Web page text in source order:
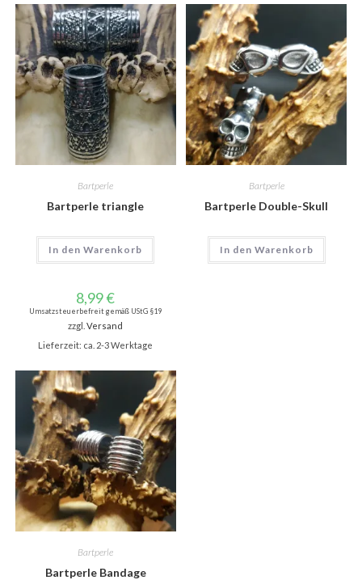
Bartperle
Bartperle triangle
In den Warenkorb
Bartperle
Bartperle Double-Skull
In den Warenkorb
8,99€
Umsatzsteuerbefreit gemäß UStG §19
zzgl.Versand
Lieferzeit: ca. 2-3 Werktage
Bartperle
Bartperle Bandage